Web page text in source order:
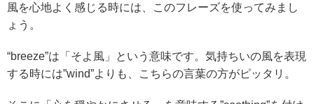
風を心地よく感じる時には、このフレーズを使ってみまし
ょう。
“breeze”は「そよ風」という意味です。気持ちいの風を表現
する時には”wind”よりも、こちらの言葉の方がピッタリ。